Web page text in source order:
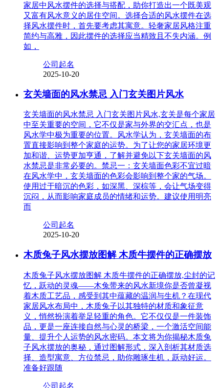
家居中风水摆件的选择与搭配，助你打造出一个既美观
又富有风水意义的居住空间。选择合适的风水摆件在选
择风水摆件时，首先要考虑其寓意。轻奢家居风格注重
简约与高雅，因此摆件的选择应当精致且不失内涵。例
如，
公司起名
2025-10-20
玄关墙面的风水禁忌 入门玄关图片风水
玄关墙面的风水禁忌 入门玄关图片风水,玄关是每个家居
中至关重要的空间，它不仅是家与外界的交汇点，也是
风水学中极为重要的位置。风水学认为，玄关墙面的布
置直接影响到整个家庭的运势。为了让您的家居环境更
加和谐、运势更加亨通，了解并避免以下玄关墙面的风
水禁忌是非常必要的。禁忌一：玄关墙面色彩不宜过暗
在风水学中，玄关墙面的色彩会影响到整个家的气场。
使用过于暗沉的色彩，如深黑、深棕等，会让气场变得
沉闷，从而影响家庭成员的情绪和运势。建议使用明亮
而
公司起名
2025-10-20
木质兔子风水摆放图解 木质牛摆件的正确摆放
木质兔子风水摆放图解 木质牛摆件的正确摆放,尘封的记
忆，跃动的灵魂——木兔带来的风水新境你是否曾凝视
着木质工艺品，感受到其中蕴藏的温润与生机？在现代
家居风水布局中，木质兔子以其独特的材质和象征意
义，悄然扮演着举足轻重的角色。它不仅仅是一件装饰
品，更是一座连接自然与心灵的桥梁，一个激活空间能
量、提升个人运势的风水密码。本文将为你揭秘木质兔
子风水摆放的奥秘，通过图解形式，深入剖析其材质选
择、造型寓意、方位禁忌，助你雕琢生机，跃动好运。
准备好跟随
公司起名